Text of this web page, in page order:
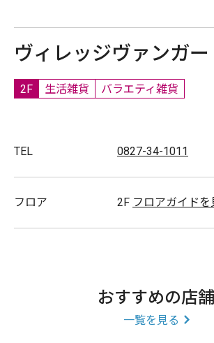
ヴィレッジヴァンガー
2F 生活雑貨 バラエティ雑貨
TEL 0827-34-1011
フロア 2F フロアガイドを
おすすめの店舗
一覧を見る